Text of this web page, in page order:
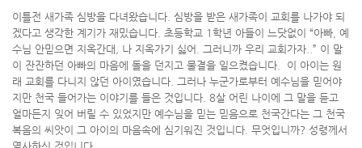
이틀전 새가족 심방을 다녀왔습니다. 심방을 받은 새가족이 교회를 나가야 되
겠다고 생각한 계기가 재밌습니다. 초등학교 1학년 아들이 느닷없이 “아빠, 예
수님 안믿으면 지옥간대, 나 지옥가기 싫어. 그러니까 우리 교회가자..” 이 말
이 잔잔하던 아빠의 마음에 돌을 던지고 물결을 일으켰습니다. 이 아이는 원
래 교회를 다니지 않던 아이였습니다. 그러나 누군가로부터 예수님을 믿어야
지만 천국 들어가는 이야기를 들은 것입니다. 8살 어린 나이에 그 말을 듣고
얼마든지 잊어 버릴 수 있었지만 예수님을 믿는 믿음으로 천국간다는 그 천국
복음의 씨앗이 그 아이의 마음속에 심기워진 것입니다. 무엇입니까? 성령께서